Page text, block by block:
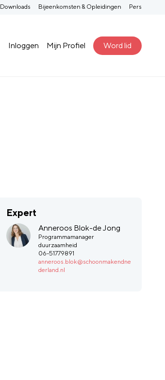
Inloggen Mijn Profiel Word lid
Downloads Bijeenkomsten & Opleidingen Pers
Expert
Anneroos Blok-de Jong
Programmamanager
duurzaamheid
06-51779891
anneroos.blok@schoonmakendne
derland.nl